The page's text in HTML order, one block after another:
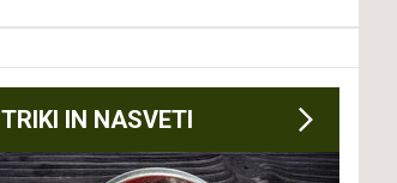
TRIKI IN NASVETI